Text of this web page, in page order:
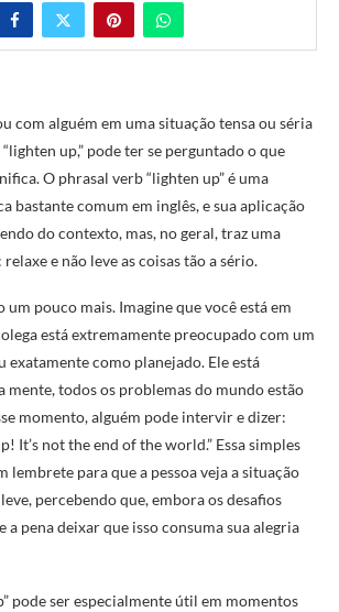
com alguém em uma situação tensa ou séria
up,” pode ter se perguntado o que
O phrasal verb “lighten up” é uma
bastante comum em inglês, e sua aplicação
do contexto, mas, no geral, traz uma
e não leve as coisas tão a sério.
um pouco mais. Imagine que você está em
está extremamente preocupado com um
exatamente como planejado. Ele está
mente, todos os problemas do mundo estão
momento, alguém pode intervir e dizer:
It’s not the end of the world.” Essa simples
lembrete para que a pessoa veja a situação
percebendo que, embora os desafios
a pena deixar que isso consuma sua alegria
pode ser especialmente útil em momentos